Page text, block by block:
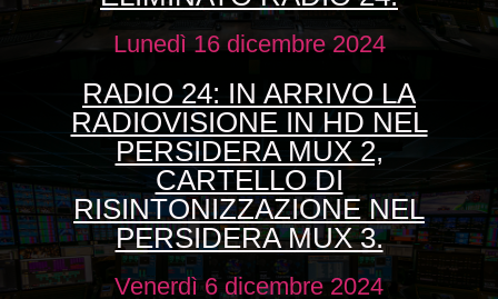
Lunedì 16 dicembre 2024
RADIO 24: IN ARRIVO LA
RADIOVISIONE IN HD NEL
PERSIDERA MUX 2,
CARTELLO DI
RISINTONIZZAZIONE NEL
PERSIDERA MUX 3.
Venerdì 6 dicembre 2024